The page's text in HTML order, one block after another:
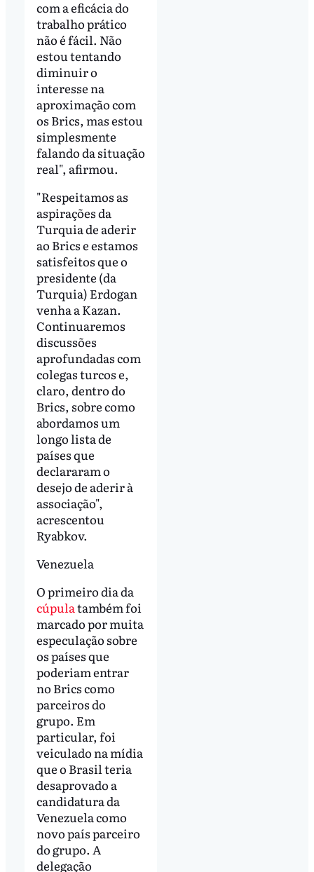
com a eficácia do
trabalho prático
não é fácil. Não
estou tentando
diminuir o
interesse na
aproximação com
os Brics, mas estou
simplesmente
falando da situação
real", afirmou.
"Respeitamos as
aspirações da
Turquia de aderir
ao Brics e estamos
satisfeitos que o
presidente (da
Turquia) Erdogan
venha a Kazan.
Continuaremos
discussões
aprofundadas com
colegas turcos e,
claro, dentro do
Brics, sobre como
abordamos um
longo lista de
países que
declararam o
desejo de aderir à
associação",
acrescentou
Ryabkov.
Venezuela
O primeiro dia da
cúpulatambém foi
marcado por muita
especulação sobre
os países que
poderiam entrar
no Brics como
parceiros do
grupo. Em
particular, foi
veiculado na mídia
que o Brasil teria
desaprovado a
candidatura da
Venezuela como
novo país parceiro
do grupo. A
delegação